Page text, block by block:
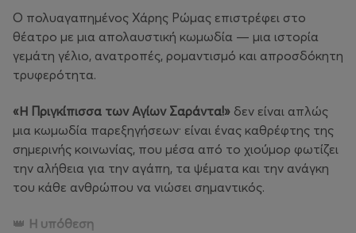
Ο πολυαγαπημένος Χάρης Ρώμας επιστρέφει στο
θέατρο με μια απολαυστική κωμωδία — μια ιστορία
γεμάτη γέλιο, ανατροπές, ρομαντισμό και απροσδόκητη
τρυφερότητα.
«Η Πριγκίπισσα των Αγίων Σαράντα!» δεν είναι απλώς
μια κωμωδία παρεξηγήσεων· είναι ένας καθρέφτης της
σημερινής κοινωνίας, που μέσα από το χιούμορ φωτίζει
την αλήθεια για την αγάπη, τα ψέματα και την ανάγκη
του κάθε ανθρώπου να νιώσει σημαντικός.
👑 Η υπόθεση